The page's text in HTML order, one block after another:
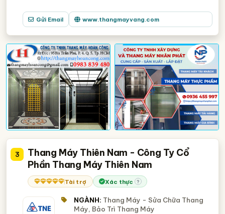
Gửi Email www.thangmayvang.com
3
Thang Máy Thiên Nam - Công Ty Cổ
Phần Thang Máy Thiên Nam
Tài trợ Xác thực ?
NGÀNH: Thang Máy - Sửa Chữa Thang
Máy, Bảo Trì Thang Máy